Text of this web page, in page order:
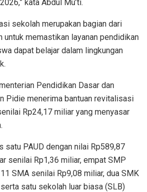
kata Abdul Mu’ti.
sekolah merupakan bagian dari
untuk memastikan layanan pendidikan
dapat belajar dalam lingkungan
Pendidikan Dasar dan
Pidie menerima bantuan revitalisasi
Rp24,17 miliar yang menyasar
satu PAUD dengan nilai Rp589,87
senilai Rp1,36 miliar, empat SMP
SMA senilai Rp9,08 miliar, dua SMK
satu sekolah luar biasa (SLB)